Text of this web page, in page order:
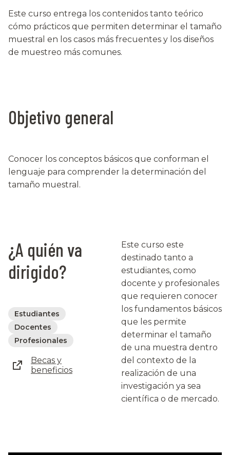
Este curso entrega los contenidos tanto teórico
cómo prácticos que permiten determinar el tamaño
muestral en los casos más frecuentes y los diseños
de muestreo más comunes.
Objetivo general
Conocer los conceptos básicos que conforman el
lenguaje para comprender la determinación del
tamaño muestral.
¿A quién va
dirigido?
Estudiantes
Docentes
Profesionales
Becas y
beneficios
Este curso este
destinado tanto a
estudiantes, como
docente y profesionales
que requieren conocer
los fundamentos básicos
que les permite
determinar el tamaño
de una muestra dentro
del contexto de la
realización de una
investigación ya sea
científica o de mercado.